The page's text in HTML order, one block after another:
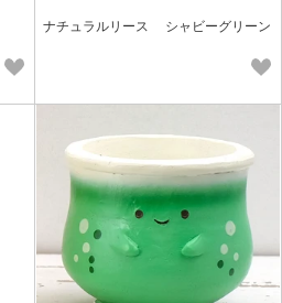
ナチュラルリース シャビーグリーン